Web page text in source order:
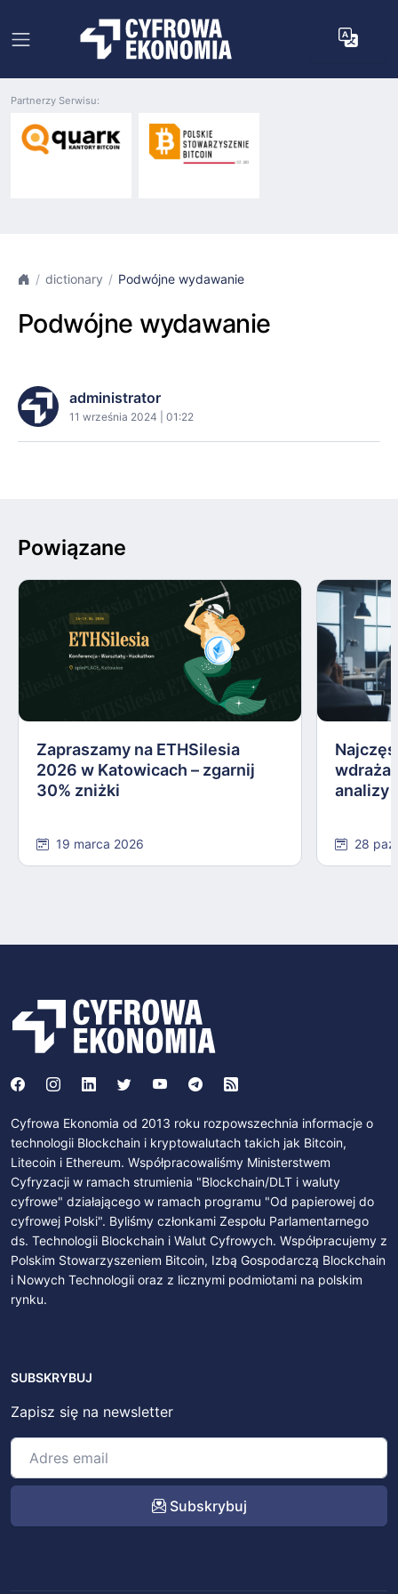
Partnerzy Serwisu:
dictionary Podwójne wydawanie
Podwójne wydawanie
administrator
11 września 2024 | 01:22
Powiązane
Zapraszamy na ETHSilesia
2026 w Katowicach – zgarnij
30% zniżki
19 marca 2026
analizy
28
Cyfrowa Ekonomia od 2013 roku rozpowszechnia informacje o
technologii Blockchain i kryptowalutach takich jak Bitcoin,
Litecoin i Ethereum. Współpracowaliśmy Ministerstwem
Cyfryzacji w ramach strumienia "Blockchain/DLT i waluty
cyfrowe" działającego w ramach programu "Od papierowej do
cyfrowej Polski". Byliśmy członkami Zespołu Parlamentarnego
ds. Technologii Blockchain i Walut Cyfrowych. Współpracujemy z
Polskim Stowarzyszeniem Bitcoin, Izbą Gospodarczą Blockchain
i Nowych Technologii oraz z licznymi podmiotami na polskim
rynku.
SUBSKRYBUJ
Zapisz się na newsletter
Subskrybuj